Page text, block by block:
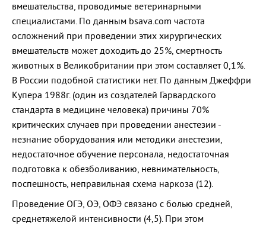
вмешательства, проводимые ветеринарными
специалистами. По данным bsava.com частота
осложнений при проведении этих хирургических
вмешательств может доходить до 25%, смертность
животных в Великобритании при этом составляет 0,1%.
В России подобной статистики нет. По данным Джеффри
Купера 1988г. (один из создателей Гарвардского
стандарта в медицине человека) причины 70%
критических случаев при проведении анестезии -
незнание оборудования или методики анестезии,
недостаточное обучение персонала, недостаточная
подготовка к обезболиванию, невнимательность,
поспешность, неправильная схема наркоза (12).
Проведение ОГЭ, ОЭ, ОФЭ связано с болью средней,
среднетяжелой интенсивности (4,5). При этом